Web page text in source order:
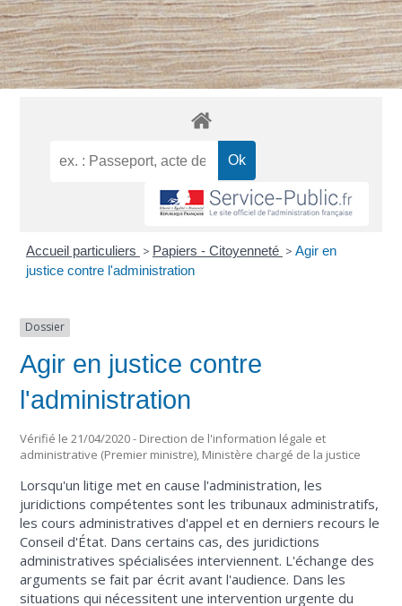
Accueil particuliers > Papiers - Citoyenneté > Agir en
justice contre l'administration
Dossier
Agir en justice contre
l'administration
Vérifié le 21/04/2020 - Direction de l'information légale et
administrative (Premier ministre), Ministère chargé de la justice
Lorsqu'un litige met en cause l'administration, les
juridictions compétentes sont les tribunaux administratifs,
les cours administratives d'appel et en derniers recours le
Conseil d'État. Dans certains cas, des juridictions
administratives spécialisées interviennent. L'échange des
arguments se fait par écrit avant l'audience. Dans les
situations qui nécessitent une intervention urgente du